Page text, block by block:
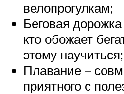
велопрогулкам;
Беговая
кто обожает
этому научиться;
Плавание –
приятного с